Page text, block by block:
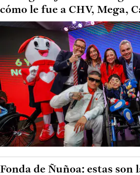
cómo le fue a CHV, Mega,
Fonda de Ñuñoa: estas son